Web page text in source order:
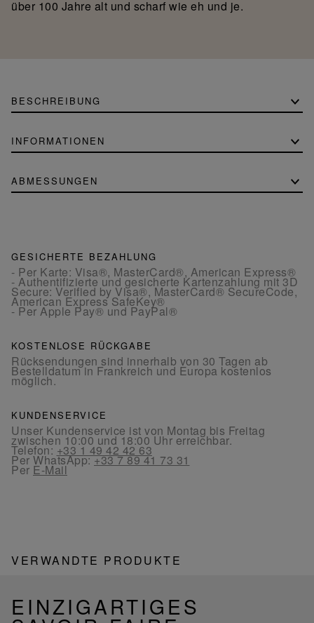
über 100 Jahre alt und scharf wie eh und je.
BESCHREIBUNG
INFORMATIONEN
ABMESSUNGEN
GESICHERTE BEZAHLUNG
- Per Karte: Visa®, MasterCard®, American Express®
- Authentifizierte und gesicherte Kartenzahlung mit 3D
Secure: Verified by Visa®, MasterCard® SecureCode,
American Express SafeKey®
- Per Apple Pay® und PayPal®
KOSTENLOSE RÜCKGABE
Rücksendungen sind innerhalb von 30 Tagen ab
Bestelldatum in Frankreich und Europa kostenlos
möglich.
KUNDENSERVICE
Unser Kundenservice ist von Montag bis Freitag
zwischen 10:00 und 18:00 Uhr erreichbar.
Telefon:+33 1 49 42 42 63
Per WhatsApp:+33 7 89 41 73 31
Per E-Mail
VERWANDTE PRODUKTE
EINZIGARTIGES